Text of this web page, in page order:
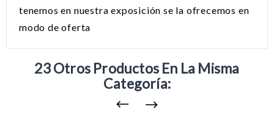
tenemos en nuestra exposición se la ofrecemos en
modo de oferta
23 Otros Productos En La Misma
Categoría: